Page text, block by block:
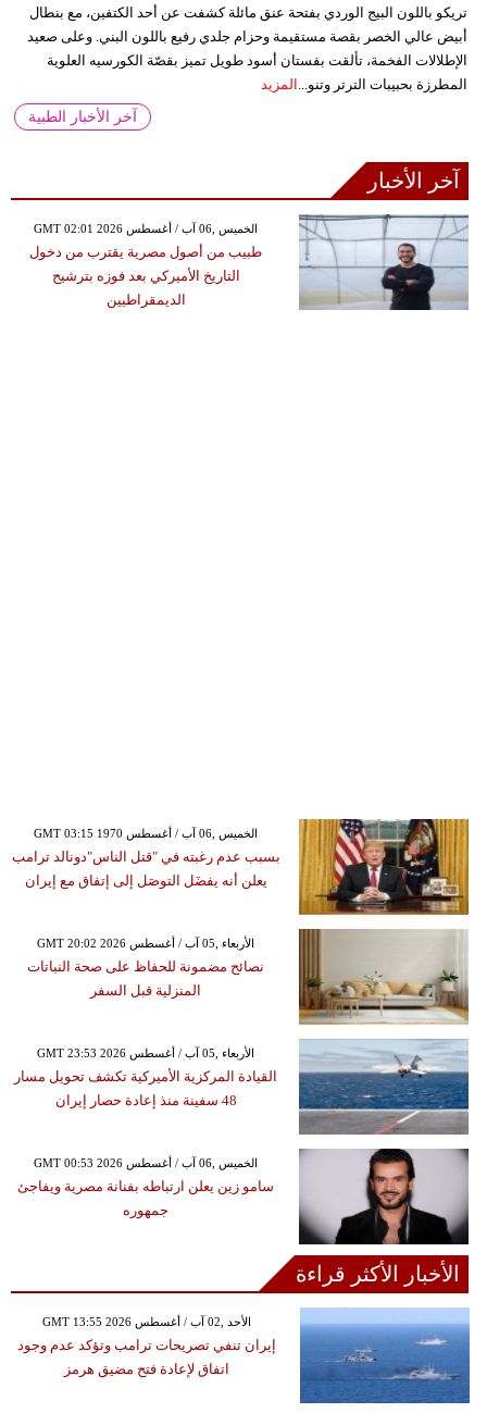
تريكو باللون البيج الوردي بفتحة عنق مائلة كشفت عن أحد الكتفين، مع بنطال
أبيض عالي الخصر بقصة مستقيمة وحزام جلدي رفيع باللون البني. وعلى صعيد
الإطلالات الفخمة، تألقت بفستان أسود طويل تميز بقصّة الكورسيه العلوية
المطرزة بحبيبات الترتر وتنو... المزيد
آخر الأخبار الطبية
آخر الأخبار
GMT 02:01 2026 الخميس ,06 آب / أغسطس
طبيب من أصول مصرية يقترب من دخول
التاريخ الأميركي بعد فوزه بترشيح
الديمقراطيين
GMT 03:15 1970 الخميس ,06 آب / أغسطس
بسبب عدم رغبته في "قتل الناس"دونالد ترامب
يعلن أنه يفضَل التوصَل إلى إتفاق مع إيران
GMT 20:02 2026 الأربعاء ,05 آب / أغسطس
نصائح مضمونة للحفاظ على صحة النباتات
المنزلية قبل السفر
GMT 23:53 2026 الأربعاء ,05 آب / أغسطس
القيادة المركزية الأميركية تكشف تحويل مسار
48 سفينة منذ إعادة حصار إيران
GMT 00:53 2026 الخميس ,06 آب / أغسطس
سامو زين يعلن ارتباطه بفنانة مصرية ويفاجئ
جمهوره
الأخبار الأكثر قراءة
GMT 13:55 2026 الأحد ,02 آب / أغسطس
إيران تنفي تصريحات ترامب وتؤكد عدم وجود
اتفاق لإعادة فتح مضيق هرمز